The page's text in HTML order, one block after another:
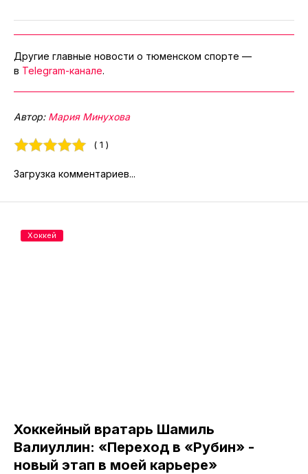
Другие главные новости о тюменском спорте —
в Telegram-канале.
Автор: Мария Минухова
( 1 )
Загрузка комментариев...
Хоккейный вратарь Шамиль
Валиуллин: «Переход в «Рубин» -
новый этап в моей карьере»
Хоккей